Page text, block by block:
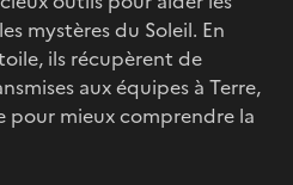
mystères du Soleil. En
ils récupèrent de
aux équipes à Terre,
pour mieux comprendre la